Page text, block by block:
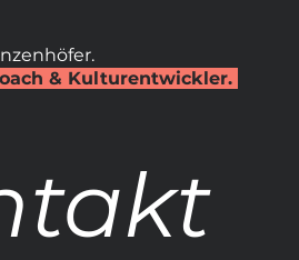
& Kulturentwickler.